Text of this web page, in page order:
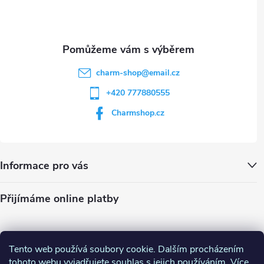
Tento web používá soubory cookie. Dalším procházením
charm-shop@email.cz
+420 777880555
Charmshop.cz
Informace pro vás
Přijímáme online platby